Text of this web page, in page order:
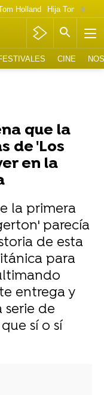
Holland Hija Tom
CINE
que la
de 'Los
en la
la primera
parecía
de esta
para
entrega y
serie de
sí o sí